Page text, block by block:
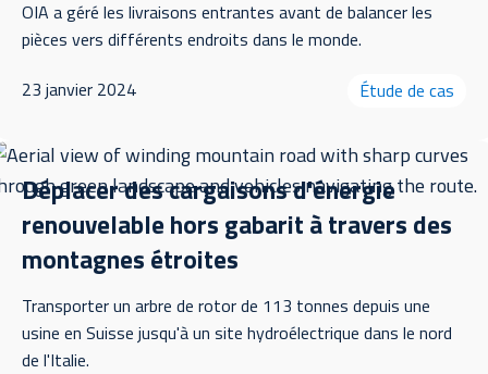
OIA a géré les livraisons entrantes avant de balancer les
pièces vers différents endroits dans le monde.
23 janvier 2024
Étude de cas
Déplacer des cargaisons d'énergie
renouvelable hors gabarit à travers des
montagnes étroites
Transporter un arbre de rotor de 113 tonnes depuis une
usine en Suisse jusqu'à un site hydroélectrique dans le nord
de l'Italie.